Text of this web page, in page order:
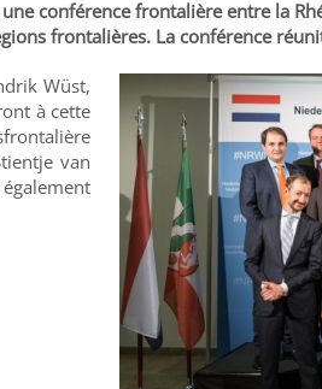
conférence frontalière entre la
frontalières. La conférence
Wüst,
à cette
van